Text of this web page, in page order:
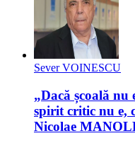
Sever VOINESCU
„Dacă școală nu
spirit critic nu e,
Nicolae